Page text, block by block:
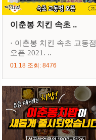
이춘봉 치킨 속초 ..
· 이춘봉 치킨 속초 교동점
오픈 2021. ..
01.18 조회: 8476